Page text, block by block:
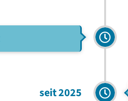
seit 2025